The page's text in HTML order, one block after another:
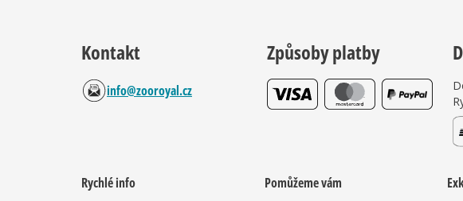
Kontakt
info@zooroyal.cz
Způsoby platby
Rychlé info Pomůžeme vám